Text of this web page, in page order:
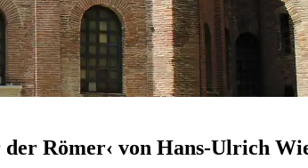
Römer‹ von Hans-Ulrich